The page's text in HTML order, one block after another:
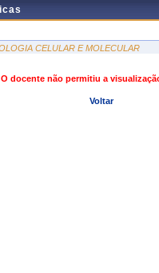
CELULAR E MOLECULAR
O docente não permitiu a
Voltar